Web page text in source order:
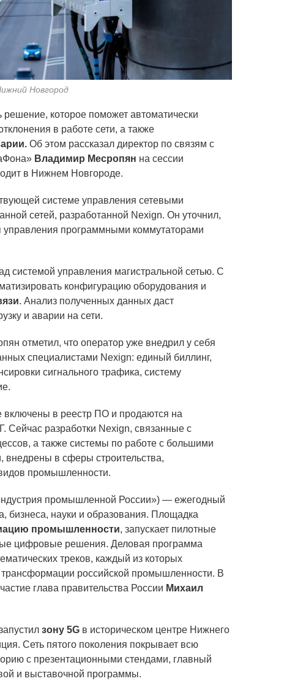
Новгород
которое поможет автоматически
в работе сети, а также
Об этом рассказал директор по связям с
Владимир Месропян на сессии
в Нижнем Новгороде.
системе управления сетевыми
сетей, разработанной Nexign. Он уточнил,
управления программными коммутаторами
системой управления магистральной сетью. С
конфигурацию оборудования и
. Анализ полученных данных даст
и аварии на сети.
отметил, что оператор уже внедрил у себя
специалистами Nexign: единый биллинг,
сигнального трафика, систему
в реестр ПО и продаются на
Сейчас разработки Nexign, связанные с
а также системы по работе с большими
в сферы строительства,
промышленности.
промышленной России») — ежегодный
бизнеса, науки и образования. Площадка
промышленности, запускает пилотные
цифровые решения. Деловая программа
треков, каждый из которых
российской промышленности. В
глава правительства России Михаил
зону 5G в историческом центре Нижнего
Сеть пятого поколения покрывает всю
с презентационными стендами, главный
и выставочной программы.